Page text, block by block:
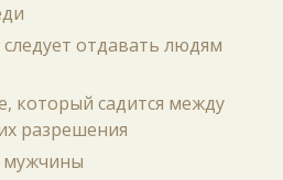
отдавать людям
который садится между
разрешения
мужчины